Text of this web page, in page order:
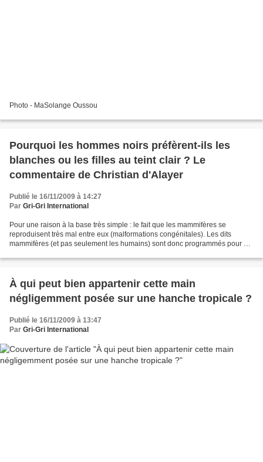
Photo - MaSolange Oussou
Pourquoi les hommes noirs préfèrent-ils les
blanches ou les filles au teint clair ? Le
commentaire de Christian d'Alayer
Publié le 16/11/2009 à 14:27
Par Gri-Gri International
Pour une raison à la base très simple : le fait que les mammifères se
reproduisent très mal entre eux (malformations congénitales). Les dits
mammifères (et pas seulement les humains) sont donc programmés pour se
À qui peut bien appartenir cette main
négligemment posée sur une hanche tropicale ?
Publié le 16/11/2009 à 13:47
Par Gri-Gri International